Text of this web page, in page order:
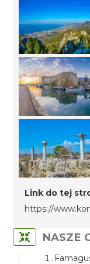
Link do tej
https://
NASZE